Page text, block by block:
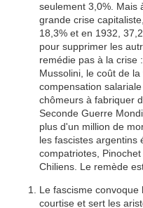
seulement 3,0%. Mais
grande crise
18,3% et en 1932,
pour supprimer les
remédie pas à la crise
Mussolini, le coût de
compensation
chômeurs à fabriquer
Seconde Guerre
plus d'un million de
les fascistes argentins
compatriotes,
Chiliens. Le remède
Le fascisme convoque
courtise et sert les